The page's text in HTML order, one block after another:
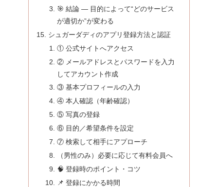
🎯 結論 — 目的によって“どのサービス
が適切か”が変わる
シュガーダディのアプリ登録方法と認証
① 公式サイトへアクセス
② メールアドレスとパスワードを入力
してアカウント作成
③ 基本プロフィールの入力
④ 本人確認（年齢確認）
⑤ 写真の登録
⑥ 目的／希望条件を設定
⑦ 検索して相手にアプローチ
（男性のみ）必要に応じて有料会員へ
🧠 登録時のポイント・コツ
📌 登録にかかる時間